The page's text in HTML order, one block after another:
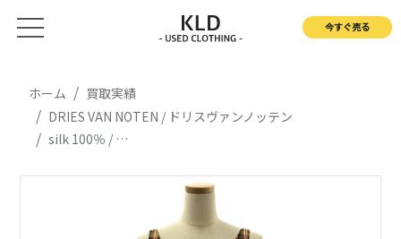
今すぐ売る
ホーム
買取実績
DRIES VAN NOTEN / ドリスヴァンノッテン
silk 100％ / シルク ラウンドカット シアー ノースリーブ ロング ブラウス